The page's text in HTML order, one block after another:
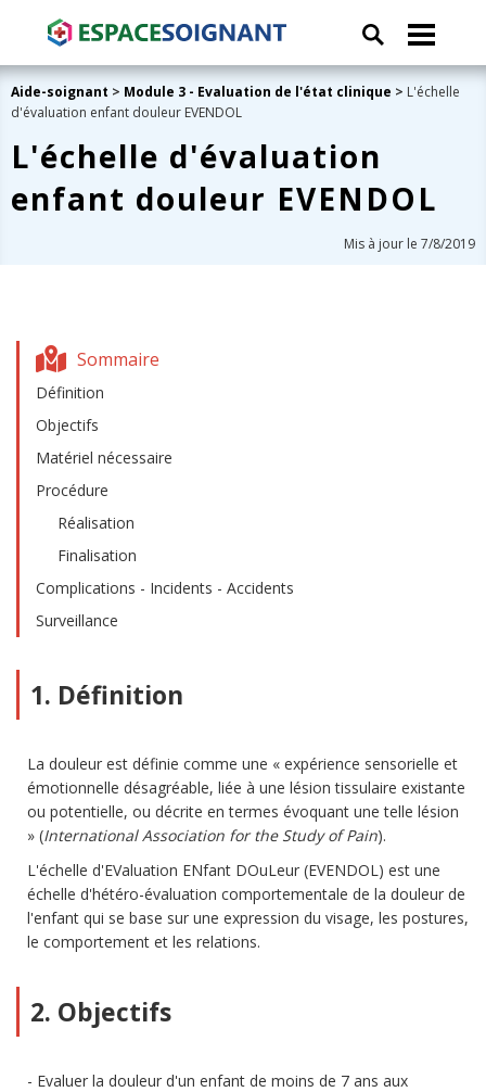
Aide-soignant > Module 3 - Evaluation de l'état clinique > L'échelle
d'évaluation enfant douleur EVENDOL
L'échelle d'évaluation
enfant douleur EVENDOL
Mis à jour le 7/8/2019
Sommaire
Définition
Objectifs
Matériel nécessaire
Procédure
Réalisation
Finalisation
Complications - Incidents - Accidents
Surveillance
1. Définition
La douleur est définie comme une « expérience sensorielle et
émotionnelle désagréable, liée à une lésion tissulaire existante
ou potentielle, ou décrite en termes évoquant une telle lésion
» (International Association for the Study of Pain).
L'échelle d'EValuation ENfant DOuLeur (EVENDOL) est une
échelle d'hétéro-évaluation comportementale de la douleur de
l'enfant qui se base sur une expression du visage, les postures,
le comportement et les relations.
2. Objectifs
Evaluer la douleur d'un enfant de moins de 7 ans aux